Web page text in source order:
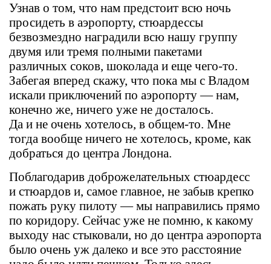
Узнав о том, что нам предстоит всю ночь
просидеть в аэропорту, стюардессы
безвозмездно наградили всю нашу группу
двумя или тремя полными пакетами
различных соков, шоколада и еще чего-то.
Забегая вперед скажу, что пока мы с Владом
искали приключений по аэропорту — нам,
конечно же, ничего уже не досталось.
Да и не очень хотелось, в общем-то. Мне
тогда вообще ничего не хотелось, кроме, как
добраться до центра Лондона.
Поблагодарив доброжелательных стюардесс
и стюардов и, самое главное, не забыв крепко
пожать руку пилоту — мы направились прямо
по коридору. Сейчас уже не помню, к какому
выходу нас стыковали, но до центра аэропорта
было очень уж далеко и все это расстояние